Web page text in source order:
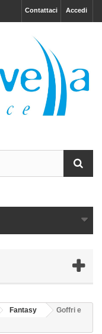
Accedi
Contattaci
Fantasy
Goffri e